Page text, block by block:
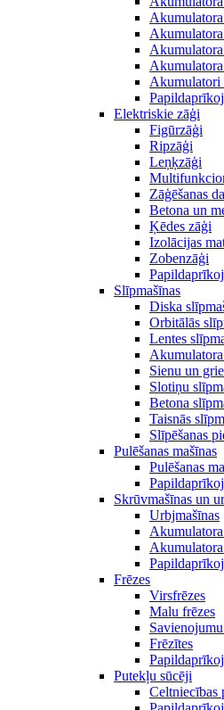
Akumulatori
Elektriskie zāģi
Figūrzāģi
Ripzāģi
Leņķzāģi
Zāģēšanas
Betona un
Ķēdes zāģi
Izolācijas
Zobenzāģi
Slīpmašīnas
Diska
Orbitālās
Lentes
Sienu un
Slotiņu
Betona
Taisnās
Slīpēšanas
Pulēšanas mašīnas
Pulēšanas
Skrūvmašīnas un
Urbjmašīnas
Frēzes
Virsfrēzes
Malu frēzes
Frēzītes
Putekļu sūcēji
Celtniecības